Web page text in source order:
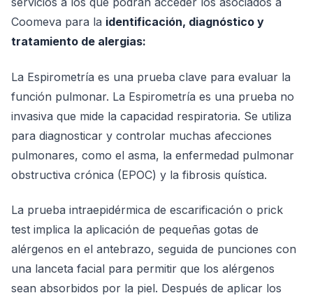
Coomeva para la identificación, diagnóstico y
tratamiento de alergias:
La Espirometría es una prueba clave para evaluar la
función pulmonar. La Espirometría es una prueba no
invasiva que mide la capacidad respiratoria. Se utiliza
para diagnosticar y controlar muchas afecciones
pulmonares, como el asma, la enfermedad pulmonar
obstructiva crónica (EPOC) y la fibrosis quística.
La prueba intraepidérmica de escarificación o prick
test implica la aplicación de pequeñas gotas de
alérgenos en el antebrazo, seguida de punciones con
una lanceta facial para permitir que los alérgenos
sean absorbidos por la piel. Después de aplicar los